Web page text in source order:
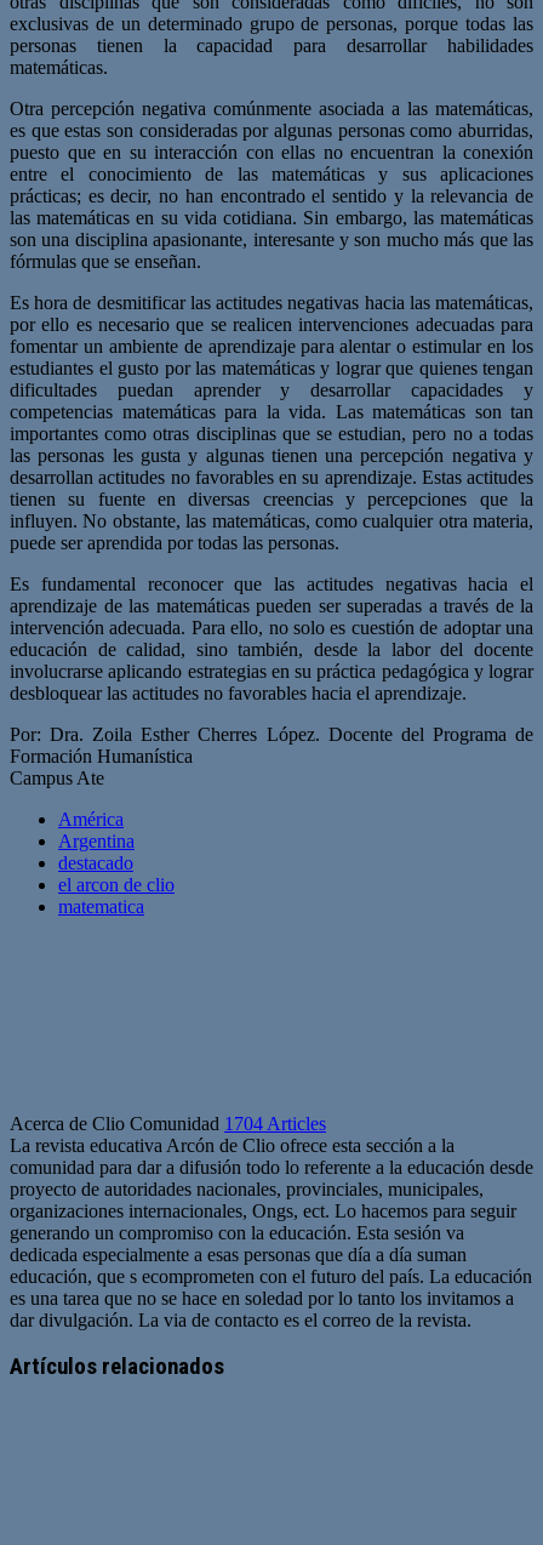
exclusivas de un determinado grupo de personas, porque todas las
personas tienen la capacidad para desarrollar habilidades
matemáticas.
Otra percepción negativa comúnmente asociada a las matemáticas,
es que estas son consideradas por algunas personas como aburridas,
puesto que en su interacción con ellas no encuentran la conexión
entre el conocimiento de las matemáticas y sus aplicaciones
prácticas; es decir, no han encontrado el sentido y la relevancia de
las matemáticas en su vida cotidiana. Sin embargo, las matemáticas
son una disciplina apasionante, interesante y son mucho más que las
fórmulas que se enseñan.
Es hora de desmitificar las actitudes negativas hacia las matemáticas,
por ello es necesario que se realicen intervenciones adecuadas para
fomentar un ambiente de aprendizaje para alentar o estimular en los
estudiantes el gusto por las matemáticas y lograr que quienes tengan
dificultades puedan aprender y desarrollar capacidades y
competencias matemáticas para la vida. Las matemáticas son tan
importantes como otras disciplinas que se estudian, pero no a todas
las personas les gusta y algunas tienen una percepción negativa y
desarrollan actitudes no favorables en su aprendizaje. Estas actitudes
tienen su fuente en diversas creencias y percepciones que la
influyen. No obstante, las matemáticas, como cualquier otra materia,
puede ser aprendida por todas las personas.
Es fundamental reconocer que las actitudes negativas hacia el
aprendizaje de las matemáticas pueden ser superadas a través de la
intervención adecuada. Para ello, no solo es cuestión de adoptar una
educación de calidad, sino también, desde la labor del docente
involucrarse aplicando estrategias en su práctica pedagógica y lograr
desbloquear las actitudes no favorables hacia el aprendizaje.
Por: Dra. Zoila Esther Cherres López. Docente del Programa de
Formación Humanística
Campus Ate
América
Argentina
destacado
el arcon de clio
matematica
Acerca de Clio Comunidad 1704 Articles
La revista educativa Arcón de Clio ofrece esta sección a la
comunidad para dar a difusión todo lo referente a la educación desde
proyecto de autoridades nacionales, provinciales, municipales,
organizaciones internacionales, Ongs, ect. Lo hacemos para seguir
generando un compromiso con la educación. Esta sesión va
dedicada especialmente a esas personas que día a día suman
educación, que s ecomprometen con el futuro del país. La educación
es una tarea que no se hace en soledad por lo tanto los invitamos a
dar divulgación. La via de contacto es el correo de la revista.
web
Artículos relacionados